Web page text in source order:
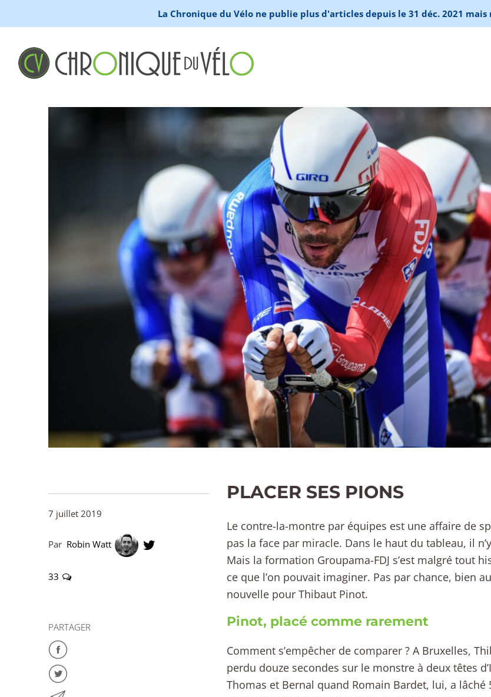
La Chronique du Vélo ne publie plus d'articles depuis le 31 déc. 2021
7 juillet 2019
Par Robin Watt
33
PARTAGER
PLACER SES PIONS
Le contre-la-montre par équipes est une affaire de
pas la face par miracle. Dans le haut du tableau, il
Mais la formation Groupama-FDJ s’est malgré tout
ce que l’on pouvait imaginer. Pas par chance, bien
nouvelle pour Thibaut Pinot.
Pinot, placé comme rarement
Comment s’empêcher de comparer ? A Bruxelles,
perdu douze secondes sur le monstre à deux têtes
Thomas et Bernal quand Romain Bardet, lui, a lâché